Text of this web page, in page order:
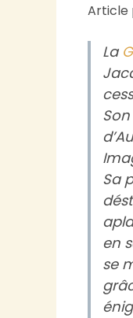
Article
La
Sa
en
se